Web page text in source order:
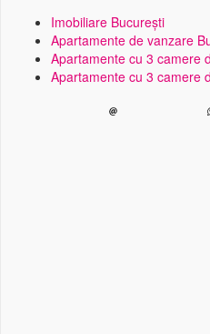
Imobiliare București
Apartamente de vanzare
Apartamente cu 3 camere
Apartamente cu 3 camere